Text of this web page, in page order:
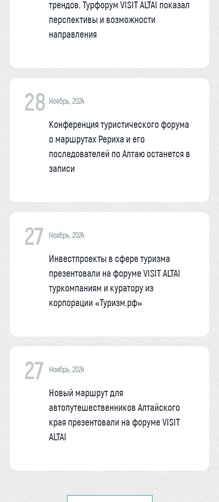
трендов. Турфорум VISIT ALTAI показал
перспективы и возможности
направления
28 Ноябрь, 2024
Конференция туристического форума
о маршрутах Рериха и его
последователей по Алтаю останется в
записи
27 Ноябрь, 2024
Инвестпроекты в сфере туризма
презентовали на форуме VISIT ALTAI
туркомпаниям и куратору из
корпорации «Туризм.рф»
27 Ноябрь, 2024
Новый маршрут для
автопутешественников Алтайского
края презентовали на форуме VISIT
ALTAI